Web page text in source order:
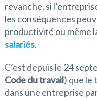
revanche, si
les conséquences
productivité ou même
salariés.
C’est depuis le 24
Code du travail) que le
dans une entreprise